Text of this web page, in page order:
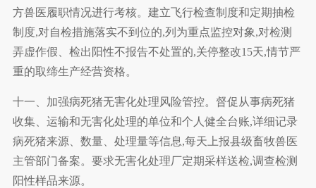
方兽医履职情况进行考核。建立飞行检查制度和定期抽检
制度,对自检措施落实不到位的,列为重点监控对象,对检测
弄虚作假、检出阳性不报告不处置的,关停整改15天,情节严
重的取缔生产经营资格。
十一、加强病死猪无害化处理风险管控。督促从事病死猪
收集、运输和无害化处理的单位和个人健全台账,详细记录
病死猪来源、数量、处理量等信息,每天上报县级畜牧兽医
主管部门备案。要求无害化处理厂定期采样送检,调查检测
阳性样品来源。